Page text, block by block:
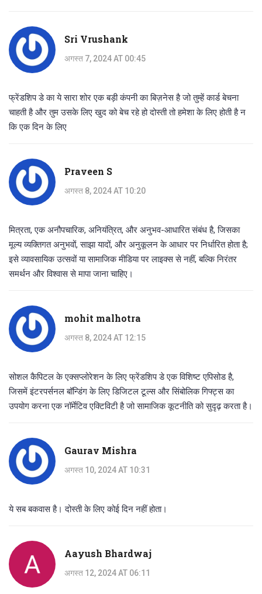
Sri Vrushank
अगस्त 7, 2024 AT 00:45
फ्रेंडशिप डे का ये सारा शोर एक बड़ी कंपनी का बिज़नेस है जो तुम्हें कार्ड बेचना
चाहती है और तुम उसके लिए खुद को बेच रहे हो दोस्ती तो हमेशा के लिए होती है न
कि एक दिन के लिए
Praveen S
अगस्त 8, 2024 AT 10:20
मित्रता, एक अनौपचारिक, अनियंत्रित, और अनुभव-आधारित संबंध है, जिसका
मूल्य व्यक्तिगत अनुभवों, साझा यादों, और अनुकूलन के आधार पर निर्धारित होता है;
इसे व्यावसायिक उत्सवों या सामाजिक मीडिया पर लाइक्स से नहीं, बल्कि निरंतर
समर्थन और विश्वास से मापा जाना चाहिए।
mohit malhotra
अगस्त 8, 2024 AT 12:15
सोशल कैपिटल के एक्सप्लोरेशन के लिए फ्रेंडशिप डे एक विशिष्ट एपिसोड है,
जिसमें इंटरपर्सनल बॉन्डिंग के लिए डिजिटल टूल्स और सिंबोलिक गिफ्ट्स का
उपयोग करना एक नॉर्मेटिव एक्टिविटी है जो सामाजिक कूटनीति को सुदृढ़ करता है।
Gaurav Mishra
अगस्त 10, 2024 AT 10:31
ये सब बकवास है। दोस्ती के लिए कोई दिन नहीं होता।
Aayush Bhardwaj
अगस्त 12, 2024 AT 06:11